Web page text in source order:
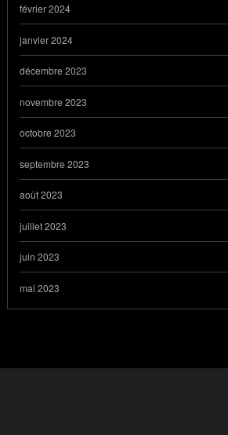
février 2024
janvier 2024
décembre 2023
novembre 2023
octobre 2023
septembre 2023
août 2023
juillet 2023
juin 2023
mai 2023